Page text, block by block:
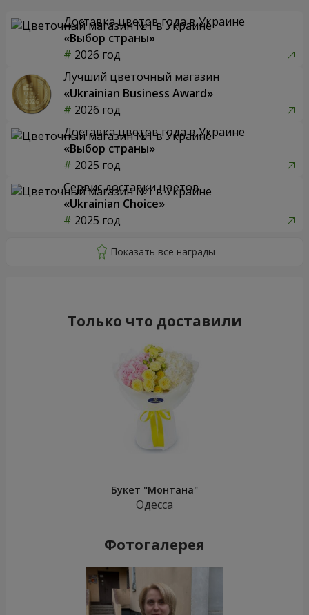
Доставка цветов года в Украине
«Выбор страны»
2026 год
Лучший цветочный магазин
«Ukrainian Business Award»
2026 год
Доставка цветов года в Украине
«Выбор страны»
2025 год
Сервис доставки цветов
«Ukrainian Choice»
2025 год
Только что доставили
Букет "Монтана"
Одесса
Фотогалерея